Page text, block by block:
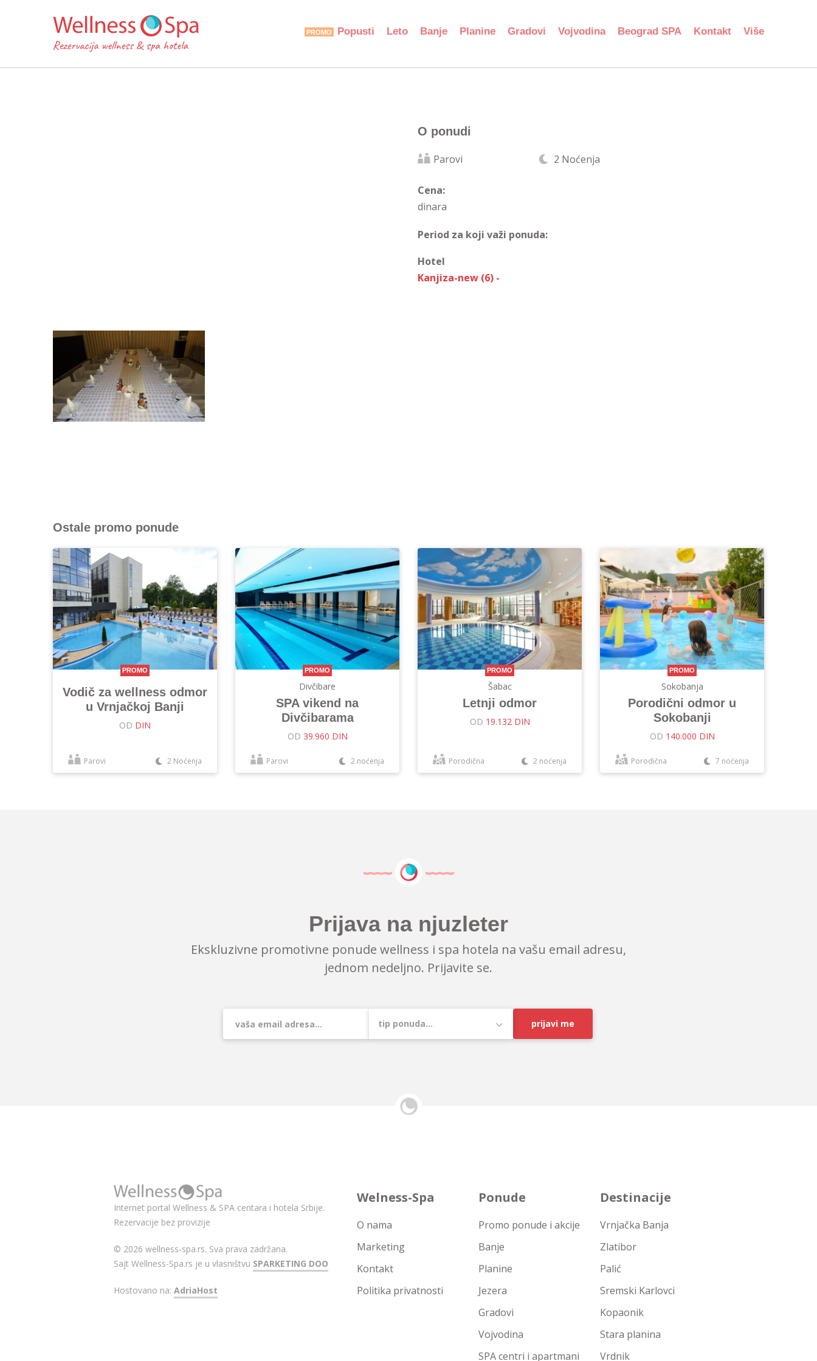
Popusti Leto Banje Planine Gradovi Vojvodina Beograd SPA Kontakt Više
O ponudi
Parovi 2 Noćenja
Cena:
dinara
Period za koji važi ponuda:
Hotel
Kanjiza-new (6) -
Ostale promo ponude
PROMO
Vodič za wellness odmor
u Vrnjačkoj Banji
OD DIN
Parovi 2 Noćenja
PROMO
Divčibare
SPA vikend na
Divčibarama
OD 39.960 DIN
Parovi 2 noćenja
PROMO
Šabac
Letnji odmor
OD 19.132 DIN
Porodična 2 noćenja
PROMO
Sokobanja
Porodični odmor u
Sokobanji
OD 140.000 DIN
Porodična 7 noćenja
Prijava na njuzleter
Ekskluzivne promotivne ponude wellness i spa hotela na vašu email adresu,
jednom nedeljno. Prijavite se.
prijavi me
Internet portal Wellness & SPA centara i hotela Srbije.
Rezervacije bez provizije
© 2026 wellness-spa.rs. Sva prava zadržana.
Sajt Wellness-Spa.rs je u vlasništvu SPARKETING DOO
Hostovano na: AdriaHost
Welness-Spa
O nama
Marketing
Kontakt
Politika privatnosti
Ponude
Promo ponude i akcije
Banje
Planine
Jezera
Gradovi
Vojvodina
SPA centri i apartmani
Destinacije
Vrnjačka Banja
Zlatibor
Palić
Sremski Karlovci
Kopaonik
Stara planina
Vrdnik